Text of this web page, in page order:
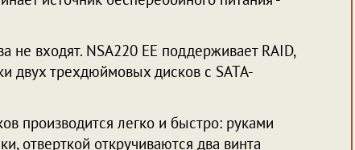
не входят. NSA220 EE поддерживает RAID,
двух трехдюймовых дисков с SATA-
производится легко и быстро: руками
отверткой откручиваются два винта